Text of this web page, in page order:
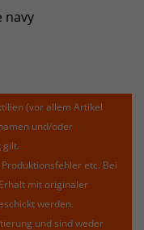
navy
(vor allem Artikel
und/oder
gilt.
etc. Bei
mit originaler
werden.
und sind weder